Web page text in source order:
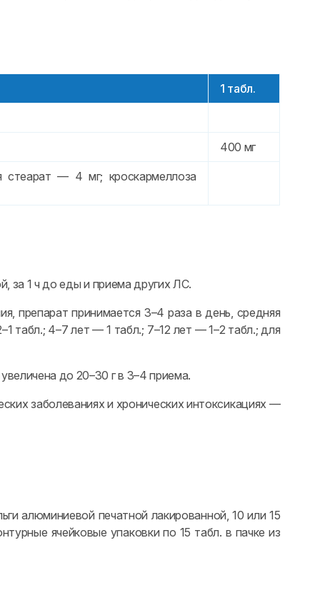
1 табл.
400 мг
— 4 мг; кроскармеллоза
за 1 ч до еды и приема других ЛС.
препарат принимается 3–4 раза в день, средняя
табл.; 4–7 лет — 1 табл.; 7–12 лет — 1–2 табл.; для
до 20–30 г в 3–4 приема.
заболеваниях и хронических интоксикациях —
алюминиевой печатной лакированной, 10 или 15
ячейковые упаковки по 15 табл. в пачке из